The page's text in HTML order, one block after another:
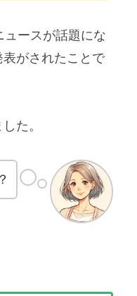
ースが話題にな
がされたことで
た。